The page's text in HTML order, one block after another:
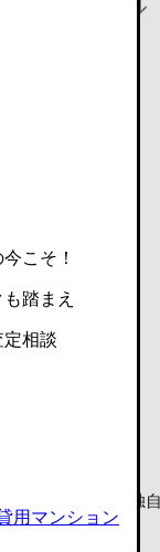
不動産会社(4社)
定価格
ベースを元に独
こそ！
踏まえ
相談
用マンション